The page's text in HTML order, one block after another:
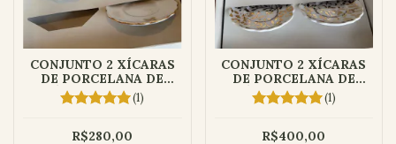
CONJUNTO 2 XÍCARAS
DE PORCELANA DE
CAFÉ COM CAIXA PARA
PRESENTE | COLEÇÃO
(1)
R$280,00
CONJUNTO 2 XÍCARAS
DE PORCELANA DE
CAFÉ COM CAIXA PARA
PRESENTE | COLEÇÃO
(1)
R$400,00